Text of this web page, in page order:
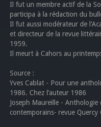
Il fut un membre actif de la
participa à la rédaction du
Il fut aussi modérateur de
et directeur de la revue
1959.
Il meurt à Cahors au
Source :
Yves Cablat - Pour une
1986. Chez l’auteur 1986
Joseph Maureille - Anthologie
contemporains- revue Quercy